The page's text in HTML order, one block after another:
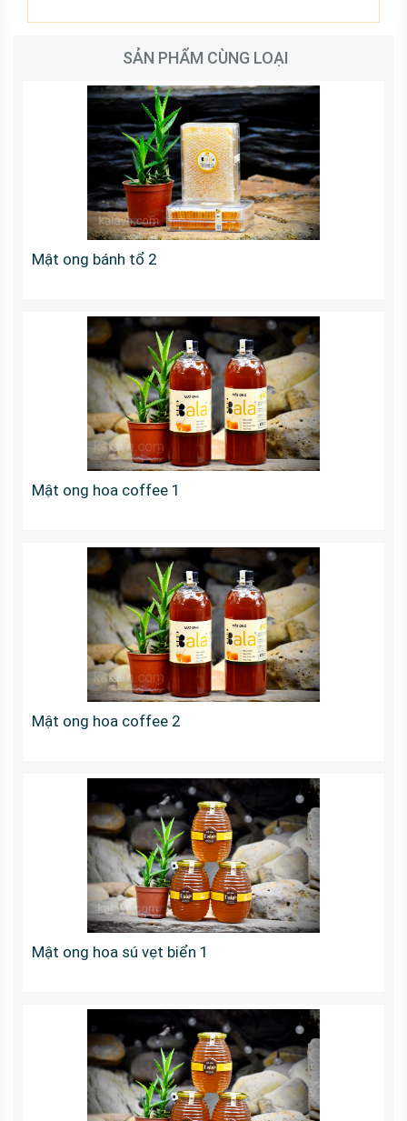
SẢN PHẨM CÙNG LOẠI
Mật ong bánh tổ 2
Mật ong hoa coffee 1
Mật ong hoa coffee 2
Mật ong hoa sú vẹt biển 1